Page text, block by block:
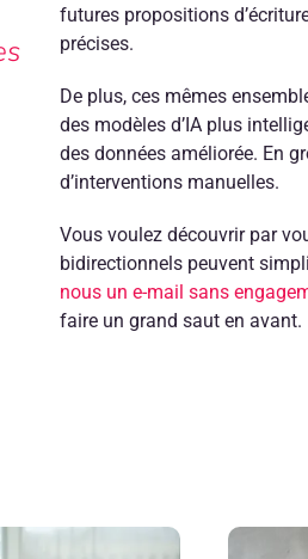
futures propositions
précises.
De plus, ces mêmes
des modèles d’IA plus
des données améliorée. En
d’interventions manuelles.
Vous voulez découvrir par
bidirectionnels peuvent
nous un e-mail sans
faire un grand saut en avant.